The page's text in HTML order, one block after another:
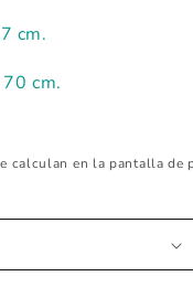
cm.
cm.
calculan en la pantalla de